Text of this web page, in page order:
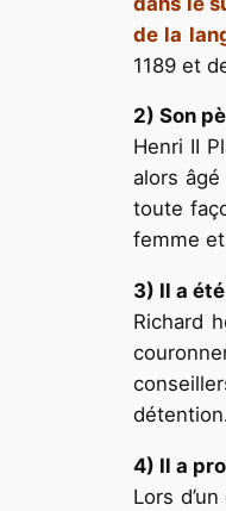
de la
1189 et
2) Son
Henri II
alors
toute
femme
3) Il a
Richard
4) Il a
Lors